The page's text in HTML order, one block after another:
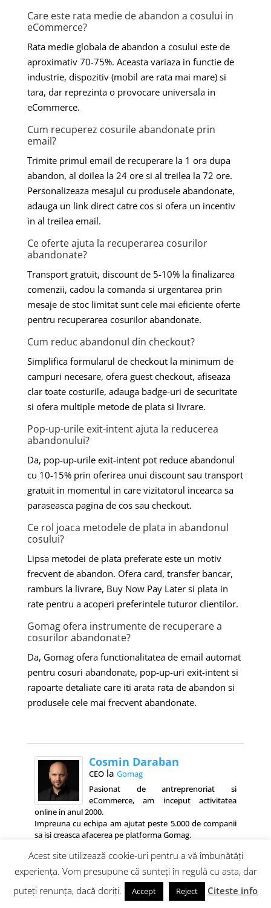
Care este rata medie de abandon a cosului in
eCommerce?
Rata medie globala de abandon a cosului este de
aproximativ 70-75%. Aceasta variaza in functie de
industrie, dispozitiv (mobil are rata mai mare) si
tara, dar reprezinta o provocare universala in
eCommerce.
Cum recuperez cosurile abandonate prin
email?
Trimite primul email de recuperare la 1 ora dupa
abandon, al doilea la 24 ore si al treilea la 72 ore.
Personalizeaza mesajul cu produsele abandonate,
adauga un link direct catre cos si ofera un incentiv
in al treilea email.
Ce oferte ajuta la recuperarea cosurilor
abandonate?
Transport gratuit, discount de 5-10% la finalizarea
comenzii, cadou la comanda si urgentarea prin
mesaje de stoc limitat sunt cele mai eficiente oferte
pentru recuperarea cosurilor abandonate.
Cum reduc abandonul din checkout?
Simplifica formularul de checkout la minimum de
campuri necesare, ofera guest checkout, afiseaza
clar toate costurile, adauga badge-uri de securitate
si ofera multiple metode de plata si livrare.
Pop-up-urile exit-intent ajuta la reducerea
abandonului?
Da, pop-up-urile exit-intent pot reduce abandonul
cu 10-15% prin oferirea unui discount sau transport
gratuit in momentul in care vizitatorul incearca sa
paraseasca pagina de cos sau checkout.
Ce rol joaca metodele de plata in abandonul
cosului?
Lipsa metodei de plata preferate este un motiv
frecvent de abandon. Ofera card, transfer bancar,
ramburs la livrare, Buy Now Pay Later si plata in
rate pentru a acoperi preferintele tuturor clientilor.
Gomag ofera instrumente de recuperare a
cosurilor abandonate?
Da, Gomag ofera functionalitatea de email automat
pentru cosuri abandonate, pop-up-uri exit-intent si
rapoarte detaliate care iti arata rata de abandon si
produsele cele mai frecvent abandonate.
Cosmin Daraban
CEOla Gomag
Pasionat de antreprenoriat si
eCommerce, am inceput activitatea
online in anul 2000.
Impreuna cu echipa am ajutat peste 5.000 de companii
sa isi creasca afacerea pe platforma Gomag.
Acest site utilizează cookie-uri pentru a vă îmbunătăți
experiența. Vom presupune că sunteți în regulă cu asta, dar
puteți renunța, dacă doriți.
Accept Reject Citeste info